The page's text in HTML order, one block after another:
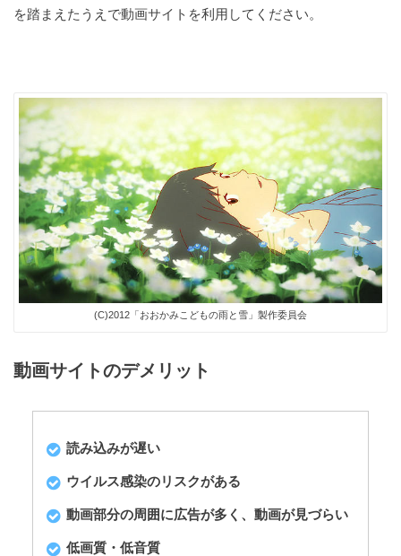
を踏まえたうえで動画サイトを利用してください。
(C)2012「おおかみこどもの雨と雪」製作委員会
動画サイトのデメリット
読み込みが遅い
ウイルス感染のリスクがある
動画部分の周囲に広告が多く、動画が見づらい
低画質・低音質